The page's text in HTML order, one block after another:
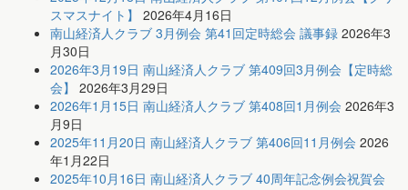
スマスナイト】 2026年4月16日
南山経済人クラブ 3月例会 第41回定時総会 議事録 2026年3
月30日
2026年3月19日 南山経済人クラブ 第409回3月例会【定時総
会】 2026年3月29日
2026年1月15日 南山経済人クラブ 第408回1月例会 2026年3
月9日
2025年11月20日 南山経済人クラブ 第406回11月例会 2026
年1月22日
2025年10月16日 南山経済人クラブ 40周年記念例会祝賀会